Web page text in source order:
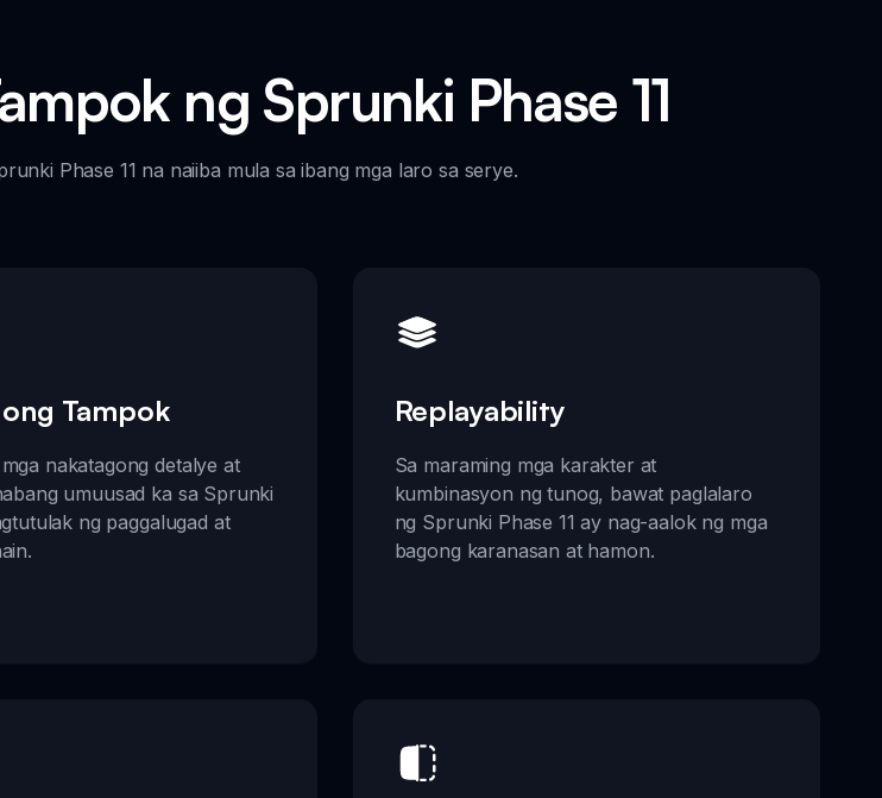
ng Sprunki Phase 11
Phase 11 na naiiba mula sa ibang mga laro sa serye.
Tampok
nakatagong detalye at
umuusad ka sa Sprunki
ng paggalugad at
Replayability
Sa maraming mga karakter at
kumbinasyon ng tunog, bawat paglalaro
ng Sprunki Phase 11 ay nag-aalok ng mga
bagong karanasan at hamon.